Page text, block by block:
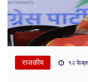
राजकीय १२